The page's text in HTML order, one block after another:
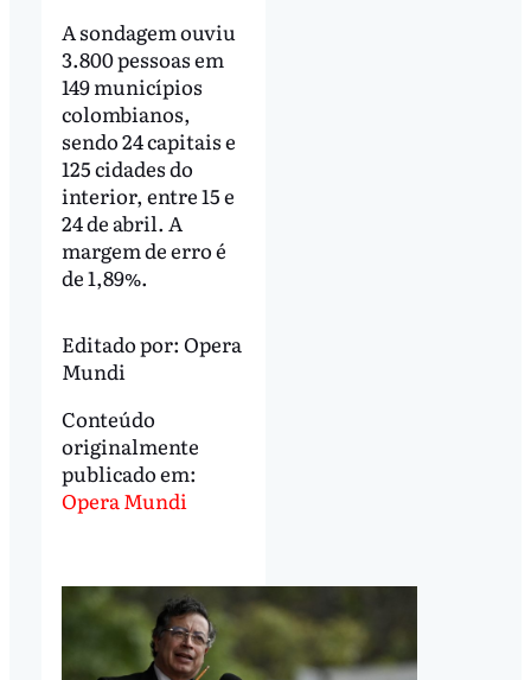
A sondagem ouviu
3.800 pessoas em
149 municípios
colombianos,
sendo 24 capitais e
125 cidades do
interior, entre 15 e
24 de abril. A
margem de erro é
de 1,89%.
Editado por: Opera
Mundi
Conteúdo
originalmente
publicado em:
Opera Mundi